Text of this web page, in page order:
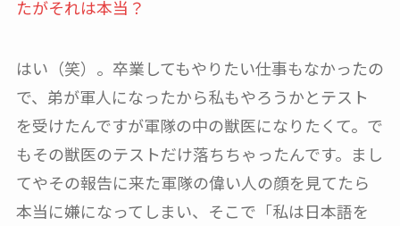
たがそれは本当？
はい（笑）。卒業してもやりたい仕事もなかったの
で、弟が軍人になったから私もやろうかとテスト
を受けたんですが軍隊の中の獣医になりたくて。で
もその獣医のテストだけ落ちちゃったんです。まし
てやその報告に来た軍隊の偉い人の顔を見てたら
本当に嫌になってしまい、そこで「私は日本語を